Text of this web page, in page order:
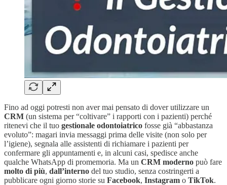
Fino ad oggi potresti non aver mai pensato di dover utilizzare un
CRM (un sistema per “coltivare” i rapporti con i pazienti) perché
ritenevi che il tuo gestionale odontoiatrico fosse già “abbastanza
evoluto”: magari invia messaggi prima delle visite (non solo per
l’igiene), segnala alle assistenti di richiamare i pazienti per
confermare gli appuntamenti e, in alcuni casi, spedisce anche
qualche WhatsApp di promemoria. Ma un CRM moderno può fare
molto di più, dall’interno del tuo studio, senza costringerti a
pubblicare ogni giorno storie su Facebook, Instagram o TikTok.